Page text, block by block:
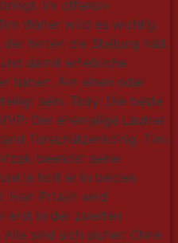
Im offensiv
Walter wird es wichtig
hinten die Stellung hält.
damit erhebliche
haben. Am einen oder
sein. Tkay: Die beste
Der ehemalige Lautrer
Torschützenkönig. Tim:
beendet seine
holt er in beiden
Ivan Prtajin wird
erst in der zweiten
sind sich sicher: Ohne